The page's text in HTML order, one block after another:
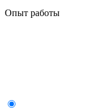
Опыт работы